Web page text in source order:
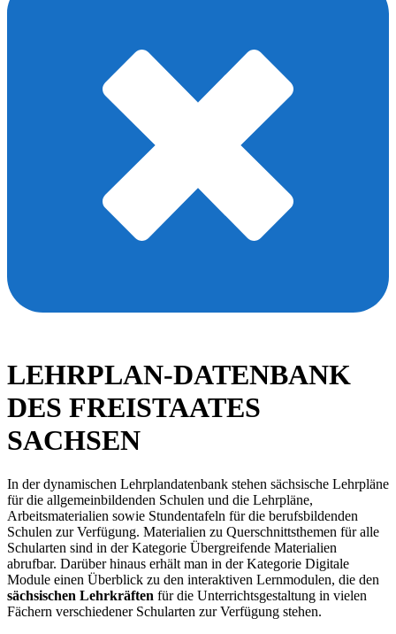
LEHRPLAN-DATENBANK
DES FREISTAATES
SACHSEN
In der dynamischen Lehrplandatenbank stehen sächsische Lehrpläne
für die allgemeinbildenden Schulen und die Lehrpläne,
Arbeitsmaterialien sowie Stundentafeln für die berufsbildenden
Schulen zur Verfügung. Materialien zu Querschnittsthemen für alle
Schularten sind in der Kategorie Übergreifende Materialien
abrufbar. Darüber hinaus erhält man in der Kategorie Digitale
Module einen Überblick zu den interaktiven Lernmodulen, die den
sächsischen Lehrkräften für die Unterrichtsgestaltung in vielen
Fächern verschiedener Schularten zur Verfügung stehen.